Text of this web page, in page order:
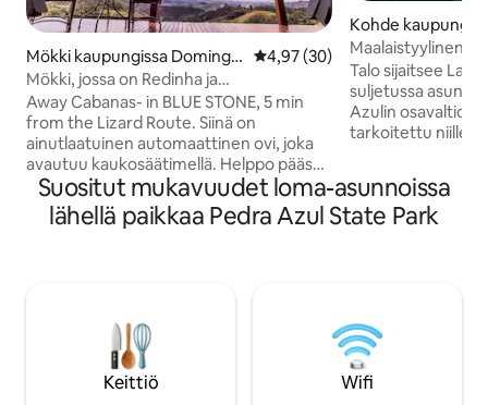
Mökki kaupungissa Domingo
s Martins
Keskimääräinen arvio 4,97/5,
4,97 (30)
Mökki, jossa on Redinha ja
panoraamanäkymä; 5 min keskustasta
Away Cabanas- in BLUE STONE, 5 min
from the Lizard Route. Siinä on
ainutlaatuinen automaattinen ovi, joka
avautuu kaukosäätimellä. Helppo pääsy
(hyvä tie), luotettava ja nopea wifi,
näköala ja YKSITYISYYS! Terassi, jossa on
roikkuva laatikko, joka sopii täydellisesti
LÄMMITYSTOIMINTO. Ranskan
Chamonix 'n kaupungin innoittama
sisustus. SAMA AROSO-hotellitie. 2 km:
n päässä supermarketista, panimoista ja
Kohde
Azul, Arace, Domingos Mar
tins
Maalaistyylinen
Pedra Azulin
Talo sijaitsee
suljetussa
Azulin osavaltion
tarkoitettu niille,
joissa on yksi
hengen vuode.
leikkipaikka ja
luonnonvaraisia
esiintyä.
Suositut mukavuudet loma-asunnoissa
lähellä paikkaa Pedra Azul State Park
Keittiö Wifi